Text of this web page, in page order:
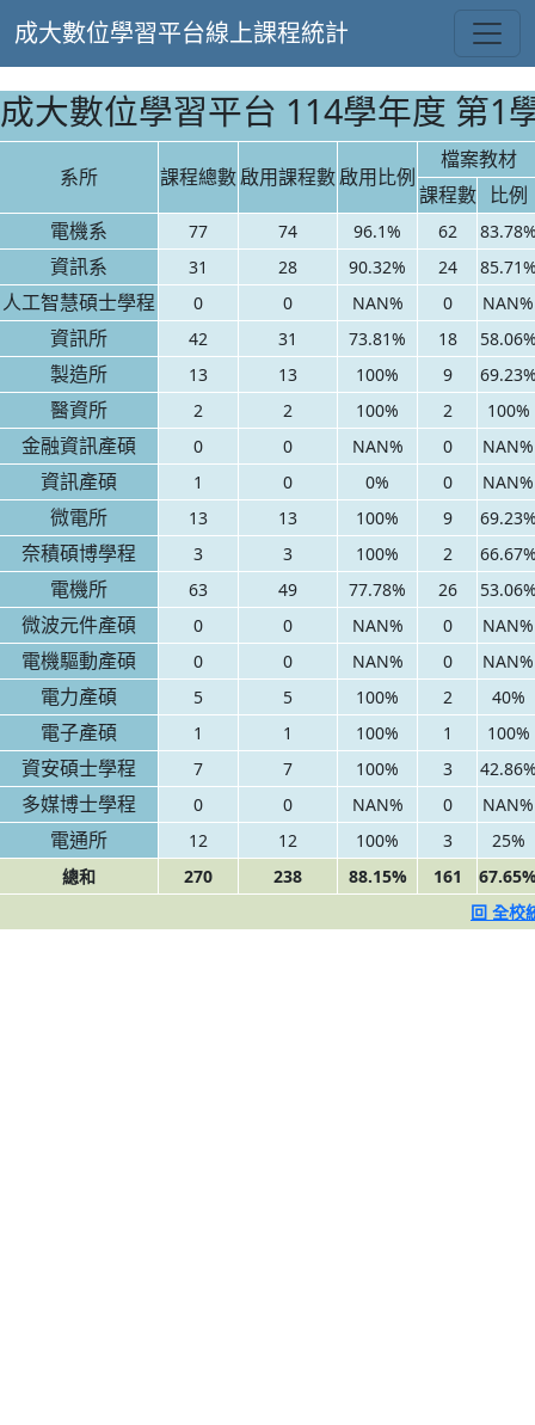
成大數位學習平台線上課程統計
成大數位學習平台 114學年度 第1
系所 課程總數啟用課程數啟用比例
檔案教材
課程數
比例
電機系
77 74 96.1% 62
資訊系 31 28 90.32% 24
人工智慧碩士學程 0 0 NAN% 0 NAN%
資訊所 42 31 73.81% 18
製造所 13 13 100% 9
醫資所 2 2 100% 2 100%
金融資訊產碩 0 0 NAN% 0 NAN%
資訊產碩 1 0 0% 0 NAN%
微電所 13 13 100% 9
奈積碩博學程 3 3 100% 2
電機所 63 49 77.78% 26
微波元件產碩 0 0 NAN% 0 NAN%
電機驅動產碩 0 0 NAN% 0 NAN%
電力產碩 5 5 100% 2 40%
電子產碩 1 1 100% 1 100%
資安碩士學程 7 7 100% 3
多媒博士學程 0 0 NAN% 0 NAN%
電通所 12 12 100% 3
25%
總和
270 238 88.15% 161
回 全校